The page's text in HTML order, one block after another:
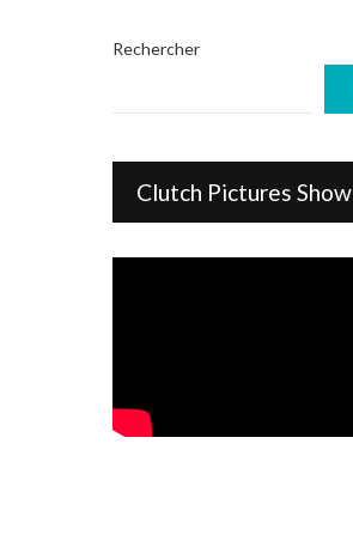
Rechercher
Clutch Pictures Show